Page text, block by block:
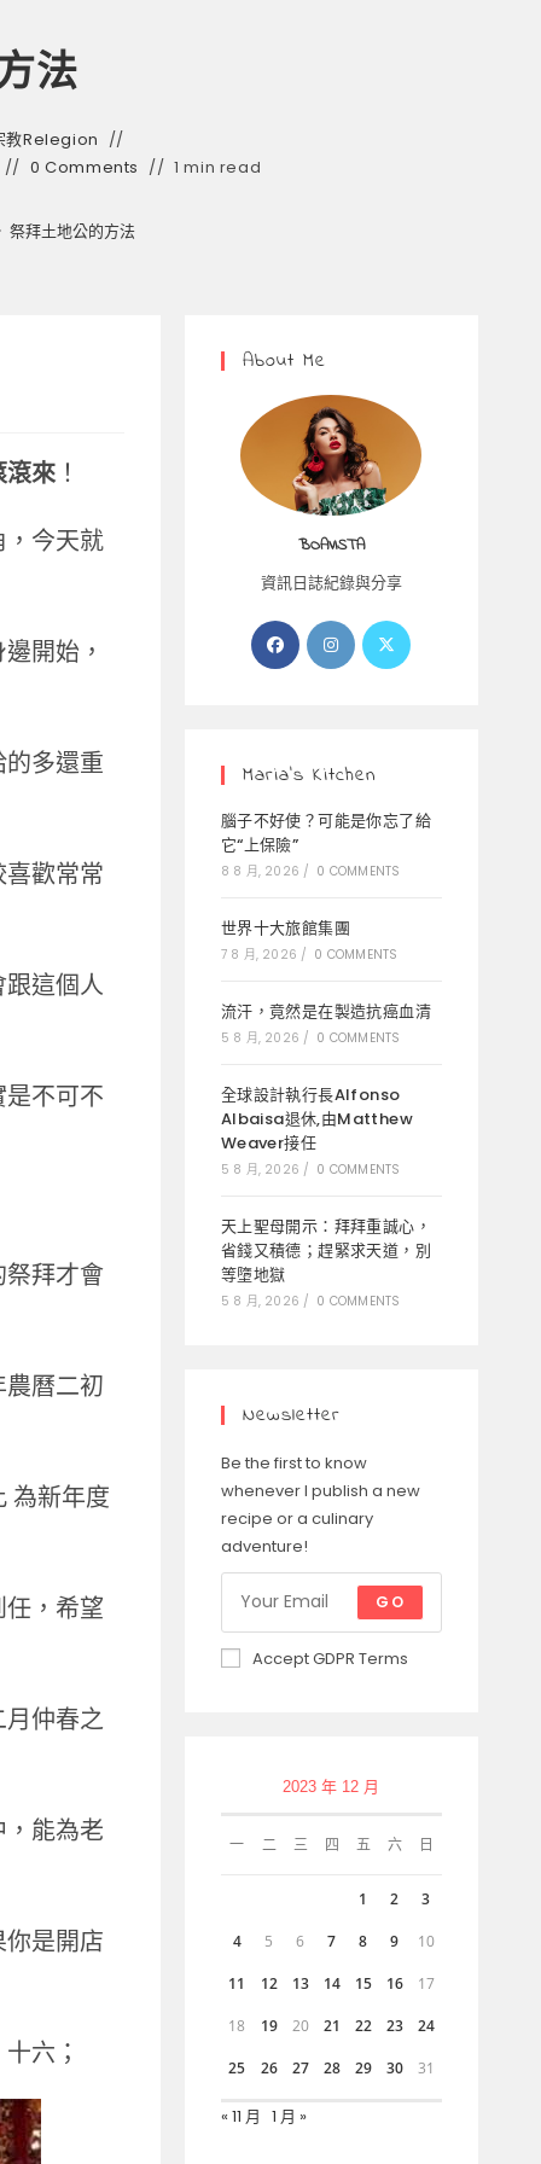
法
教Relegion
0 Comments
1 min read
祭拜土地公的方法
滾來 ！
今天就
開始，
多還重
歡常常
這個人
不可不
拜才會
曆二初
為新年度
，希望
仲春之
能為老
是開店
六；
About Me
BOAVISTA
資訊日誌紀錄與分享
Opens
in
Opens
in
Opens
Maria’s Kitchen
腦子不好使？可能是你忘了給
它“上保險”
8 8 月, 2026 / 0 COMMENTS
世界十大旅館集團
7 8 月, 2026 / 0 COMMENTS
流汗，竟然是在製造抗癌血清
5 8 月, 2026 / 0 COMMENTS
全球設計執行長Alfonso
Albaisa退休,由Matthew
Weaver接任
5 8 月, 2026 / 0 COMMENTS
天上聖母開示：拜拜重誠心，
省錢又積德；趕緊求天道，別
等墮地獄
5 8 月, 2026 / 0 COMMENTS
Newsletter
Be the first to know
whenever I publish a new
recipe or a culinary
adventure!
GO
Accept GDPR Terms
2023 年 12 月
一 二 三 四 五 六 日
1 2 3
4 5 6 7 8 9 10
11 12 13 14 15 16 17
18 19 20 21 22 23 24
25 26 27 28 29 30 31
« 11 月 1 月 »